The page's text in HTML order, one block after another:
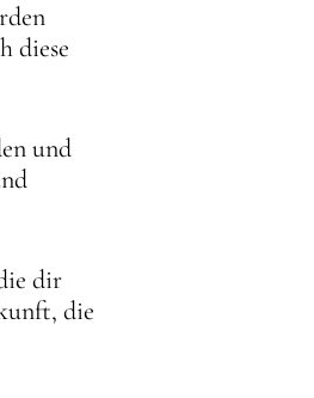
diese
und
dir
die